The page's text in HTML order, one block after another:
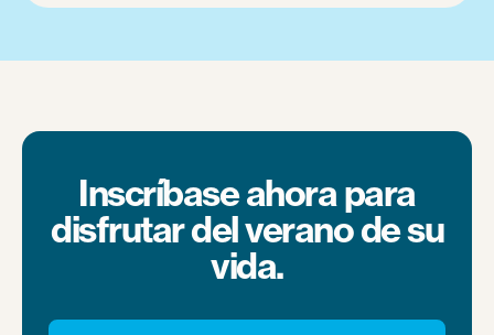
Inscríbase ahora para
disfrutar del verano de su
vida.